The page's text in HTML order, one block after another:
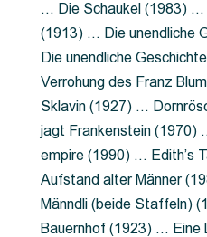
… Die Schaukel (1983) …
(1913) … Die unendliche
Die unendliche
Verrohung des Franz
Sklavin (1927) …
jagt Frankenstein (1970)
empire (1990) … Edith’s
Aufstand alter Männer
Männdli (beide Staffeln)
Bauernhof (1923) … Eine